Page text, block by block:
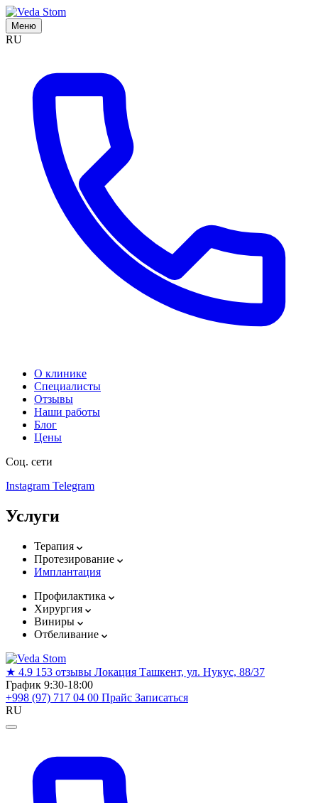
Меню
RU
О клинике
Специалисты
Отзывы
Наши работы
Блог
Цены
Соц. сети
Instagram Telegram
Услуги
Терапия
Протезирование
Имплантация
Профилактика
Хирургия
Виниры
Отбеливание
★ 4.9 153 отзывы Локация Ташкент, ул. Нукус, 88/37
График 9:30-18:00
+998 (97) 717 04 00 Прайс Записаться
RU